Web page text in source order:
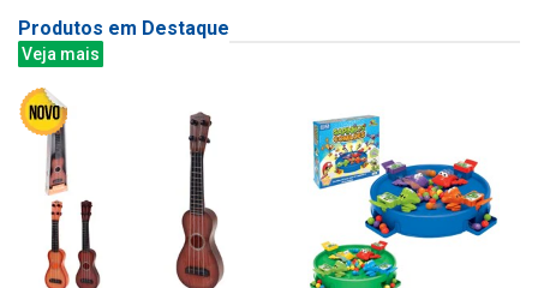
Produtos em Destaque
Veja mais